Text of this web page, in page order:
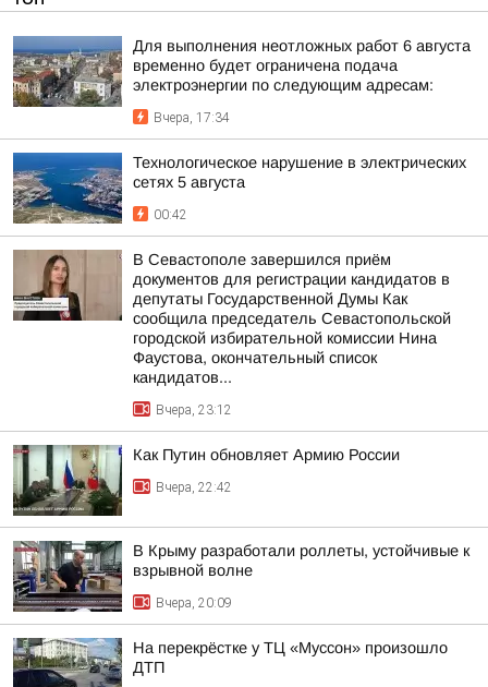
Для выполнения неотложных работ 6 августа
временно будет ограничена подача
электроэнергии по следующим адресам:
Вчера, 17:34
Технологическое нарушение в электрических
сетях 5 августа
00:42
В Севастополе завершился приём
документов для регистрации кандидатов в
депутаты Государственной Думы Как
сообщила председатель Севастопольской
городской избирательной комиссии Нина
Фаустова, окончательный список
кандидатов...
Вчера, 23:12
Как Путин обновляет Армию России
Вчера, 22:42
В Крыму разработали роллеты, устойчивые к
взрывной волне
Вчера, 20:09
На перекрёстке у ТЦ «Муссон» произошло
ДТП